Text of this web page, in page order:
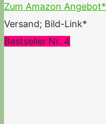
Zum Amazon Angebot*
Versand; Bild-Link*
Bestseller Nr. 4